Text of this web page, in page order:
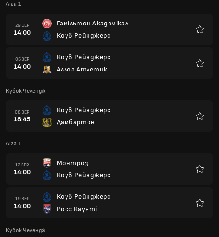
Ліга 1
29 СЕР
14:00
Гамільтон Академікал
Коув Рейнджерс
05 ВЕР
14:00
Коув Рейнджерс
Аллоа Атлетик
Кубок Челендж
08 ВЕР
18:45
Коув Рейнджерс
Дамбартон
Ліга 1
12 ВЕР
14:00
Монтроз
Коув Рейнджерс
19 ВЕР
14:00
Коув Рейнджерс
Росс Каунті
Кубок Челендж